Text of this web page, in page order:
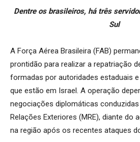
Dentre os brasileiros, há três
Sul
A Força Aérea Brasileira (FAB)
prontidão para realizar a repatriação
formadas por autoridades estaduais
que estão em Israel. A operação
negociações diplomáticas
Relações Exteriores (MRE), diante do
na região após os recentes ataques